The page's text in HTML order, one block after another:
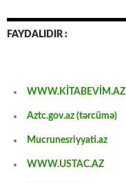
FAYDALIDIR :
WWW.KİTABEVİM.AZ
Aztc.gov.az (tərcümə)
Mucrunesriyyati.az
WWW.USTAC.AZ